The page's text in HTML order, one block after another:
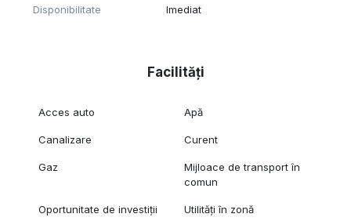
Disponibilitate Imediat
Facilități
Acces auto Apă
Canalizare Curent
Gaz
Mijloace de transport în
comun
Oportunitate de investiții Utilități în zonă